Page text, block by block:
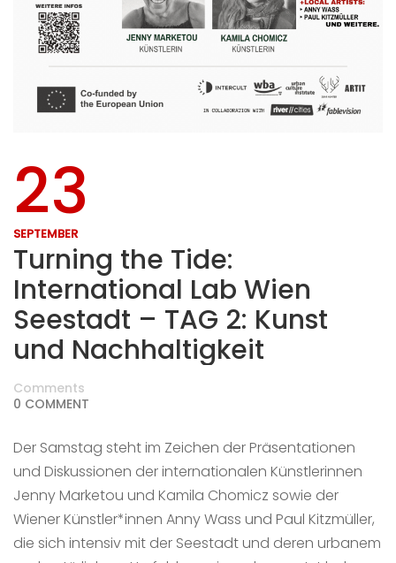
23
SEPTEMBER
Turning the Tide:
International Lab Wien
Seestadt – TAG 2: Kunst
und Nachhaltigkeit
Comments
0 COMMENT
Der Samstag steht im Zeichen der Präsentationen
und Diskussionen der internationalen Künstlerinnen
Jenny Marketou und Kamila Chomicz sowie der
Wiener Künstler*innen Anny Wass und Paul Kitzmüller,
die sich intensiv mit der Seestadt und deren urbanem